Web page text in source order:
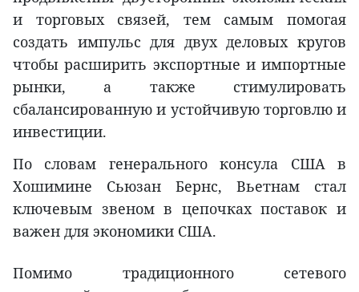
и торговых связей, тем самым помогая
создать импульс для двух деловых кругов
чтобы расширить экспортные и импортные
рынки, а также стимулировать
сбалансированную и устойчивую торговлю и
инвестиции.
По словам генерального консула США в
Хошимине Сьюзан Бернс, Вьетнам стал
ключевым звеном в цепочках поставок и
важен для экономики США.
Помимо традиционного сетевого